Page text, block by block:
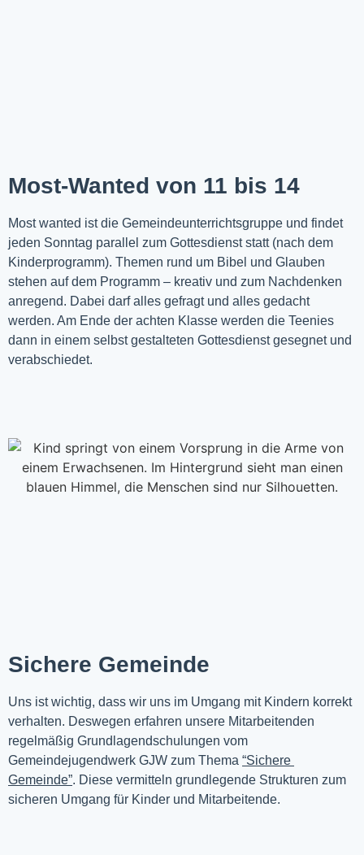
Most-Wanted von 11 bis 14
Most wanted ist die Gemeindeunterrichtsgruppe und findet
jeden Sonntag parallel zum Gottesdienst statt (nach dem
Kinderprogramm). Themen rund um Bibel und Glauben
stehen auf dem Programm – kreativ und zum Nachdenken
anregend. Dabei darf alles gefragt und alles gedacht
werden. Am Ende der achten Klasse werden die Teenies
dann in einem selbst gestalteten Gottesdienst gesegnet und
verabschiedet.
Sichere Gemeinde
Uns ist wichtig, dass wir uns im Umgang mit Kindern korrekt
verhalten. Deswegen erfahren unsere Mitarbeitenden
regelmäßig Grundlagendschulungen vom
Gemeindejugendwerk GJW zum Thema “Sichere
Gemeinde”. Diese vermitteln grundlegende Strukturen zum
sicheren Umgang für Kinder und Mitarbeitende.